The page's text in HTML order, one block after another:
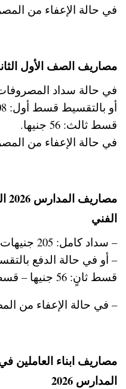
في حالة الإعفاء من المصروفات:
مصاريف الصف الأول الثانوي
في حالة سداد المصروفات دفعة
قسط ثالث: 56 جنيها.
في حالة الإعفاء من المصروفات:
الفني
– سداد كامل: 205 جنيهات.
قسط ثانٍ: 56 جنيها – قسط ثالث: 56 جنيها.
– في حالة الإعفاء من
مصاريف ابناء العاملين
المدارس 2026